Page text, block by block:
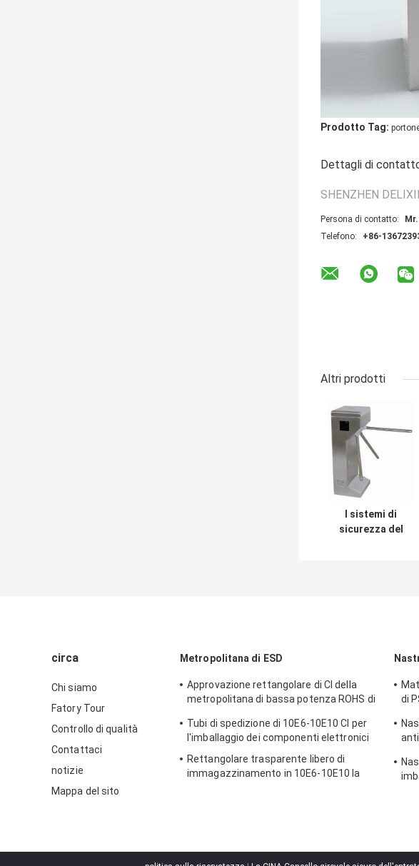
Prodotto Tag:
Dettagli di
SHENZHEN
Persona di contatto:
Telefono:
+86-
Altri prodotti
I sistemi di
sicurezza del
circa
Chi siamo
Fatory Tour
Controllo di qualità
Contattaci
notizie
Mappa del sito
Metropolitana di ESD
Approvazione rettangolare di CI della
metropolitana di bassa potenza ROHS di
Tubi di spedizione di 10E6-10E10 CI per
l'imballaggio dei componenti elettronici
Rettangolare trasparente libero di
immagazzinamento in 10E6-10E10 la
di